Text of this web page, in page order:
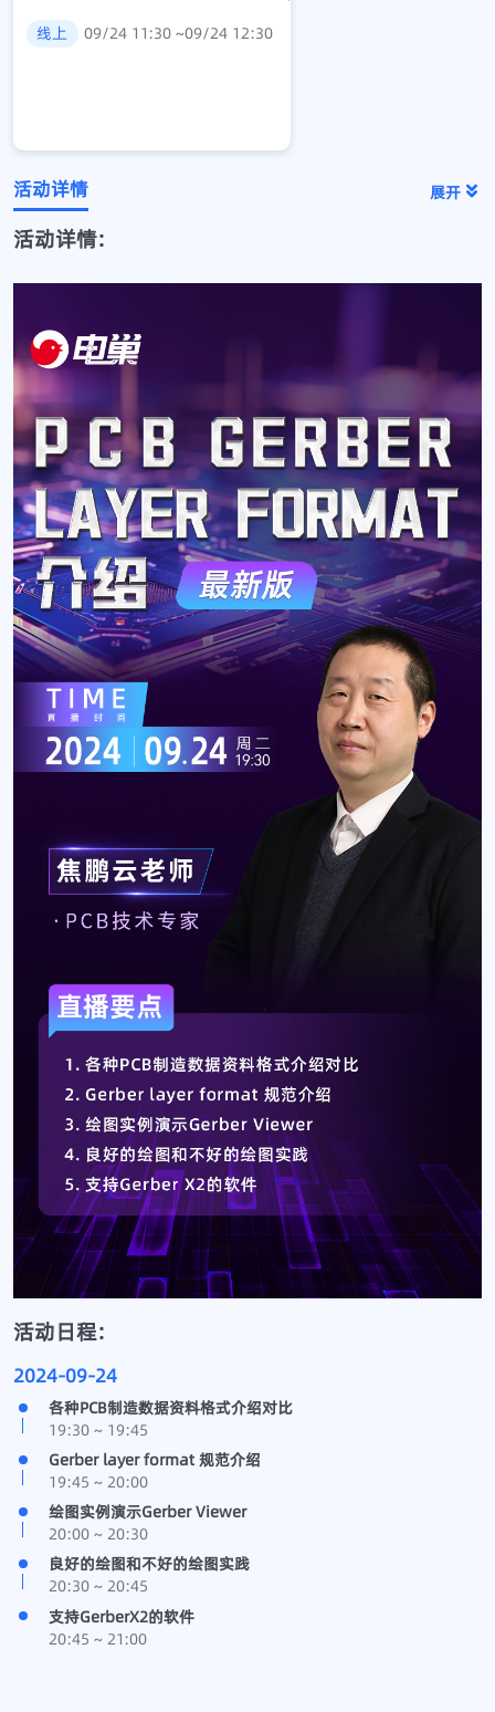
线上 09/24 11:30 ~09/24 12:30
活动详情 展开
活动详情:
活动日程:
2024-09-24
各种PCB制造数据资料格式介绍对比
19:30 ~ 19:45
Gerber layer format 规范介绍
19:45 ~ 20:00
绘图实例演示Gerber Viewer
20:00 ~ 20:30
良好的绘图和不好的绘图实践
20:30 ~ 20:45
支持GerberX2的软件
20:45 ~ 21:00